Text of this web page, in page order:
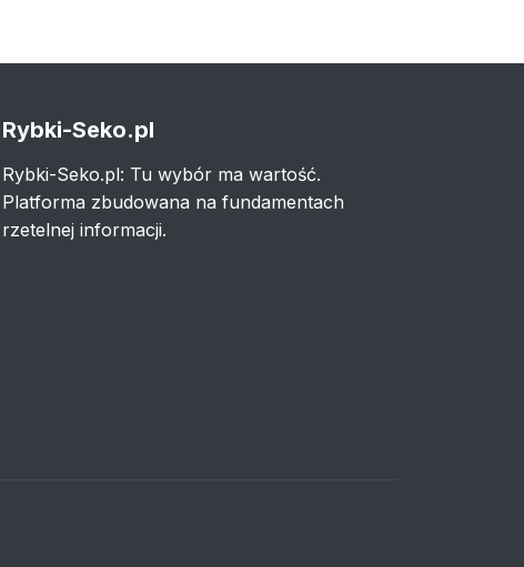
Rybki-Seko.pl
Rybki-Seko.pl: Tu wybór ma wartość.
Platforma zbudowana na fundamentach
rzetelnej informacji.